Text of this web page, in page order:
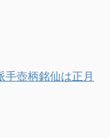
壺柄銘仙は正月